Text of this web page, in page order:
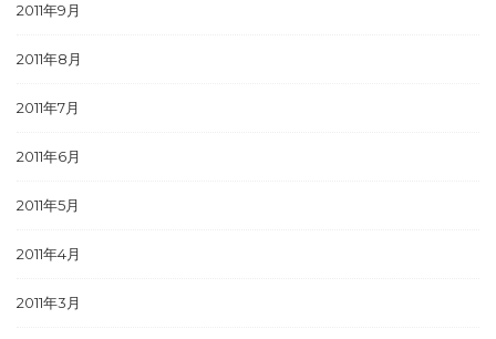
2011年9月
2011年8月
2011年7月
2011年6月
2011年5月
2011年4月
2011年3月